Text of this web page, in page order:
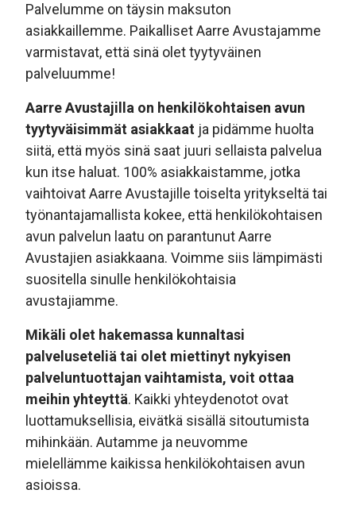
Palvelumme on täysin maksuton
asiakkaillemme. Paikalliset Aarre Avustajamme
varmistavat, että sinä olet tyytyväinen
palveluumme!
Aarre Avustajilla on henkilökohtaisen avun
tyytyväisimmät asiakkaat ja pidämme huolta
siitä, että myös sinä saat juuri sellaista palvelua
kun itse haluat. 100% asiakkaistamme, jotka
vaihtoivat Aarre Avustajille toiselta yritykseltä tai
työnantajamallista kokee, että henkilökohtaisen
avun palvelun laatu on parantunut Aarre
Avustajien asiakkaana. Voimme siis lämpimästi
suositella sinulle henkilökohtaisia
avustajiamme.
Mikäli olet hakemassa kunnaltasi
palveluseteliä tai olet miettinyt nykyisen
palveluntuottajan vaihtamista, voit ottaa
meihin yhteyttä. Kaikki yhteydenotot ovat
luottamuksellisia, eivätkä sisällä sitoutumista
mihinkään. Autamme ja neuvomme
mielellämme kaikissa henkilökohtaisen avun
asioissa.